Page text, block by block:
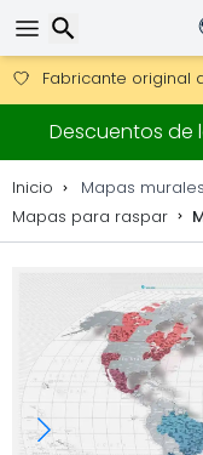
Envío DHL 1 día
30 días para
Fabricante original
Descuentos de
Inicio
Mapas
Mapas para raspar
Buscar